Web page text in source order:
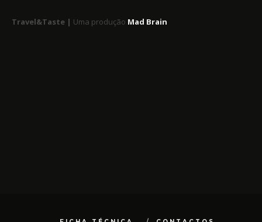
Travel&Taste | Uma produção Mad Brain